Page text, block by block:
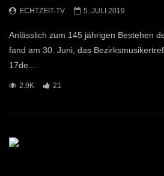
ECHTZEIT-TV 5. JULI 2019
Anlässlich zum 145 jährigen Bestehen
fand am 30. Juni, das
17de...
2.9K 21